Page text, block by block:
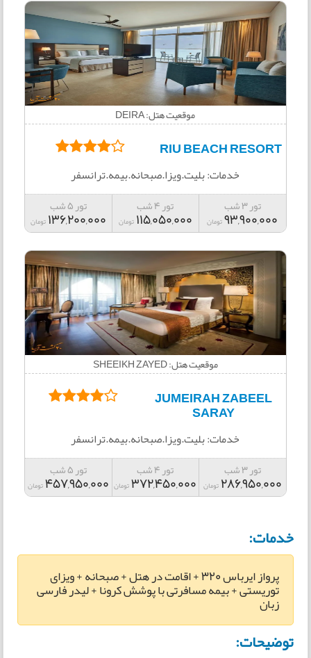
موقعیت هتل: DEIRA
RIU BEACH RESORT
خدمات: بلیت.ویزا.صبحانه.بیمه.ترانسفر
تور 3 شب
93,900,000تومان
تور 4 شب
115,050,000 تومان
تور 5 شب
136,200,000 تومان
موقعیت هتل: SHEEIKH ZAYED
JUMEIRAH ZABEEL
SARAY
خدمات: بلیت.ویزا.صبحانه.بیمه.ترانسفر
تور 3 شب
286,950,000 تومان
تور 4 شب
372,450,000تومان
تور 5 شب
457,950,000تومان
خدمات:
پرواز ایرباس 320 + اقامت در هتل + صبحانه + ویزای
توریستی + بیمه مسافرتی با پوشش کرونا + لیدر فارسی
زبان
توضیحات: